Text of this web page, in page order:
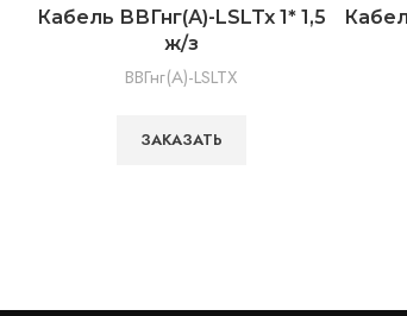
Кабель ВВГнг(А)-LSLTx 1* 1,5
ж/з
ВВГнг(А)-LSLTX
ЗАКАЗАТЬ